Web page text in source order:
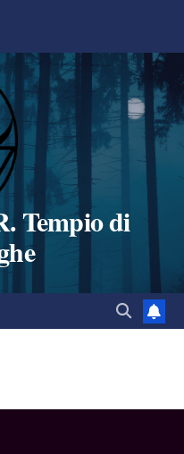
Tempio di